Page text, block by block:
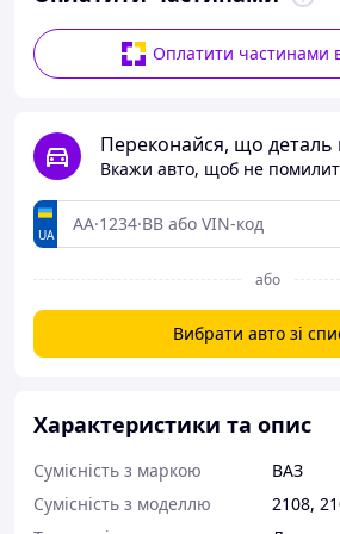
Оплатити частинами
Переконайся, що деталь
Вкажи авто, щоб не
UA
або
Вибрати авто зі
Характеристики та опис
Сумісність з маркою
ВАЗ
Сумісність з моделлю
2108,